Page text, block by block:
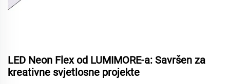
LED Neon Flex od LUMIMORE-a: Savršen za
kreativne svjetlosne projekte